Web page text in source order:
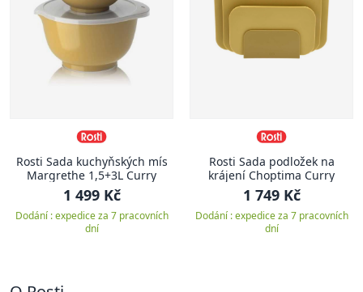
Rosti Sada kuchyňských mís
Margrethe 1,5+3L Curry
1 499 Kč
Dodání : expedice za 7 pracovních
dní
Rosti Sada podložek na
krájení Choptima Curry
1 749 Kč
Dodání : expedice za 7 pracovních
dní